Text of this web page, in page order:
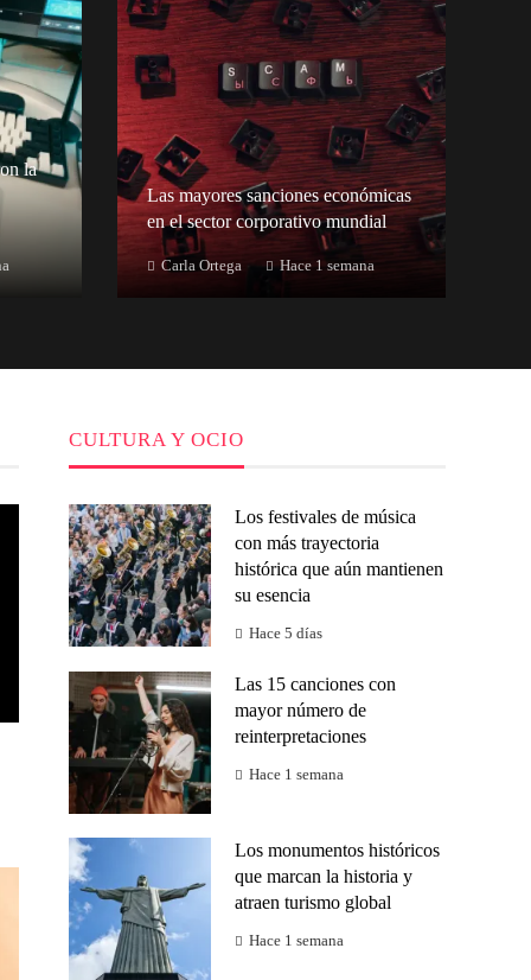
la
Las mayores sanciones económicas
en el sector corporativo mundial
Carla Ortega Hace 1 semana
CULTURA Y OCIO
Los festivales de música
con más trayectoria
histórica que aún mantienen
su esencia
Hace 5 días
Las 15 canciones con
mayor número de
reinterpretaciones
Hace 1 semana
Los monumentos históricos
que marcan la historia y
atraen turismo global
Hace 1 semana